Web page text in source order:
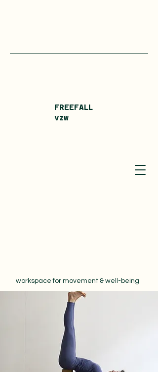
FREEFALL
vzw
workspace for movement & well-being